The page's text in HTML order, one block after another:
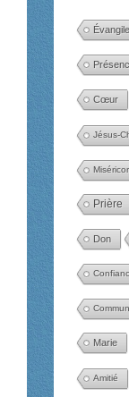
Évangile
Cœur
Jésus-
Prière
Don
Marie
Amitié